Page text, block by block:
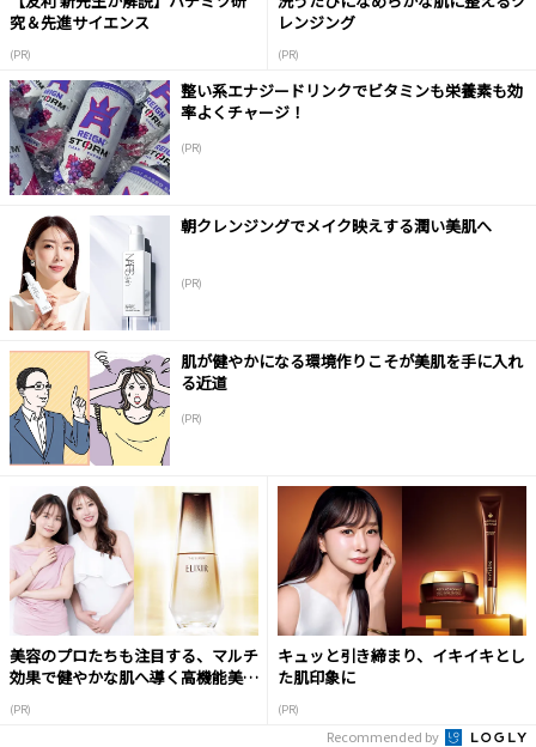
究＆先進サイエンス
(PR)
レンジング
(PR)
整い系エナジードリンクでビタミンも栄養素も効
率よくチャージ！
(PR)
朝クレンジングでメイク映えする潤い美肌へ
(PR)
肌が健やかになる環境作りこそが美肌を手に入れ
る近道
(PR)
美容のプロたちも注目する、マルチ
効果で健やかな肌へ導く高機能美容
(PR)
キュッと引き締まり、イキイキとし
た肌印象に
(PR)
Recommended by